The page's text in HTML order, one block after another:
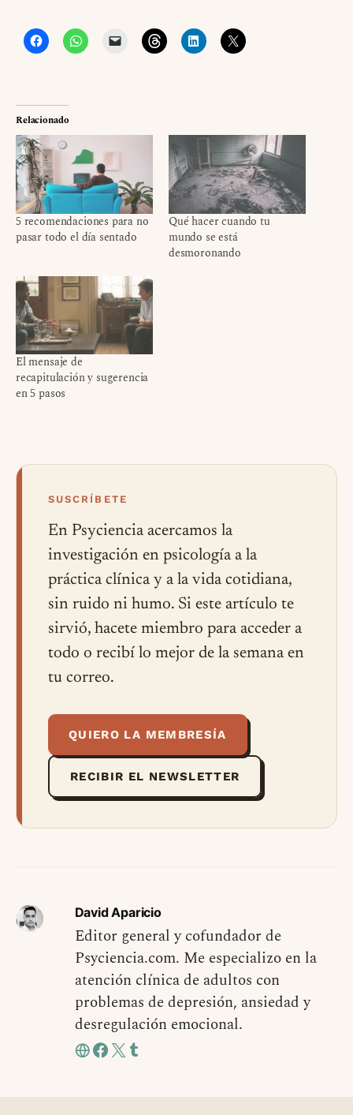
Relacionado
5 recomendaciones para no
pasar todo el día sentado
Qué hacer cuando tu
mundo se está
desmoronando
El mensaje de
recapitulación y sugerencia
en 5 pasos
SUSCRÍBETE
En Psyciencia acercamos la
investigación en psicología a la
práctica clínica y a la vida cotidiana,
sin ruido ni humo. Si este artículo te
sirvió, hacete miembro para acceder a
todo o recibí lo mejor de la semana en
tu correo.
QUIERO LA MEMBRESÍA
RECIBIR EL NEWSLETTER
David Aparicio
Editor general y cofundador de
Psyciencia.com. Me especializo en la
atención clínica de adultos con
problemas de depresión, ansiedad y
desregulación emocional.